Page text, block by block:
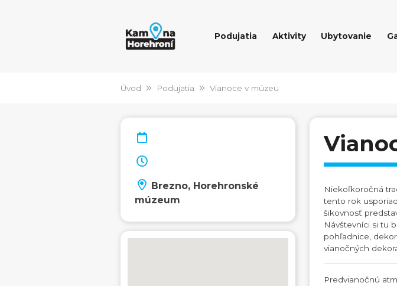
Podujatia Aktivity Ubytovanie
Úvod Podujatia Vianoce v múzeu
Brezno, Horehronské
múzeum
Niekoľkoročná
tento rok
šikovnosť
Návštevníci si tu
pohľadnice,
vianočných
Predvianočnú